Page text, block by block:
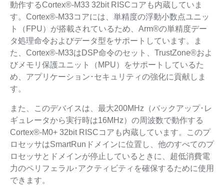
動作するCortex®-M33 32bit RISCコアも内蔵していま
す。Cortex®-M33コアには、単精度の浮動小数点ユニッ
ト（FPU）が搭載されているため、Arm®の単精度デー
タ処理命令およびデータ型をサポートしています。ま
た、Cortex®-M33はDSP命令のセット、TrustZone®およ
びメモリ保護ユニット（MPU）をサポートしているた
め、アプリケーション･セキュリティの強化に貢献しま
す。
また、このデバイスは、最大200MHz（バックアップ･レ
ギュレータから実行時は16MHz）の周波数で動作する
Cortex®-M0+ 32bit RISCコアも内蔵しています。このプ
ロセッサはSmartRunドメインに位置し、他のすべてのプ
ロセッサとドメインが停止しているときに、超低消費電
力のペリフェラル･アクティビティを確保するために使用
できます。